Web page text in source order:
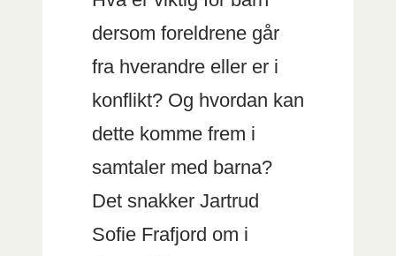
dersom foreldrene går
fra hverandre eller er i
konflikt? Og hvordan kan
dette komme frem i
samtaler med barna?
Det snakker Jartrud
Sofie Frafjord om i